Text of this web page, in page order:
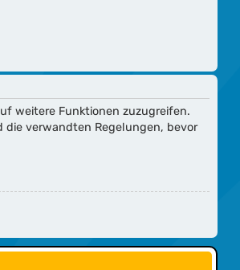
weitere Funktionen zuzugreifen.
verwandten Regelungen, bevor